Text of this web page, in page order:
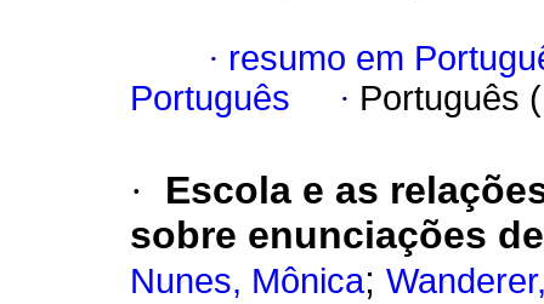
· resumo em
Português
· Português
·
Escola e as
sobre enunciações
Nunes, Mônica;